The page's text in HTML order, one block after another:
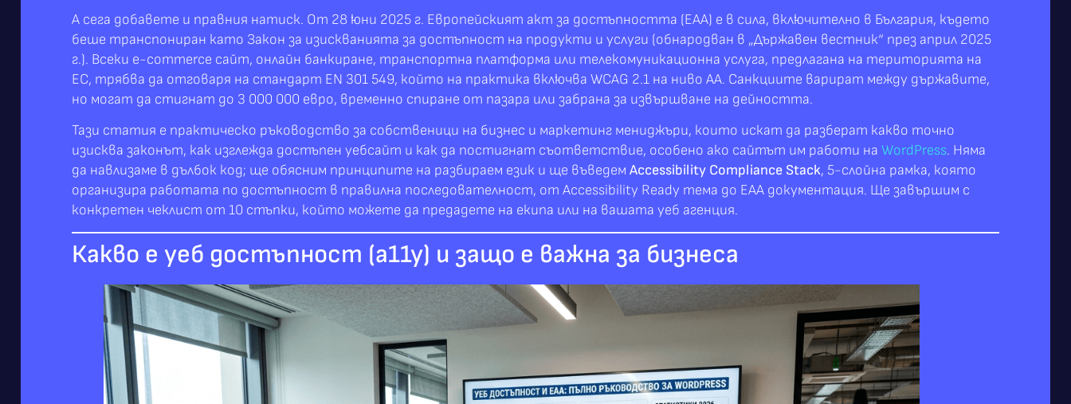
А сега добавете и правния натиск. От 28 юни 2025 г. Европейският акт за достъпността (EAA) е в сила, включително в България, където
беше транспониран като Закон за изискванията за достъпност на продукти и услуги (обнародван в „Държавен вестник“ през април 2025
г.). Всеки e-commerce сайт, онлайн банкиране, транспортна платформа или телекомуникационна услуга, предлагана на територията на
ЕС, трябва да отговаря на стандарт EN 301 549, който на практика включва WCAG 2.1 на ниво AA. Санкциите варират между държавите,
но могат да стигнат до 3 000 000 евро, временно спиране от пазара или забрана за извършване на дейността.
Тази статия е практическо ръководство за собственици на бизнес и маркетинг мениджъри, които искат да разберат какво точно
изисква законът, как изглежда достъпен уебсайт и как да постигнат съответствие, особено ако сайтът им работи на WordPress. Няма
да навлизаме в дълбок код; ще обясним принципите на разбираем език и ще въведем Accessibility Compliance Stack, 5-слойна рамка, която
организира работата по достъпност в правилна последователност, от Accessibility Ready тема до EAA документация. Ще завършим с
конкретен чеклист от 10 стъпки, който можете да предадете на екипа или на вашата уеб агенция.
Какво е уеб достъпност (a11y) и защо е важна за бизнеса